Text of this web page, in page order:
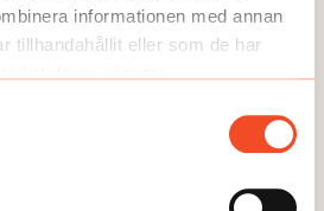
informationen med annan
tillhandahållit eller som de har
utfört om det är bättre
färre konflikter. Annars
om